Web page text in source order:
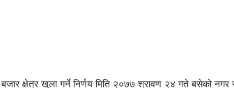
क्षेत्र खुला गर्ने निर्णय मिति २०७७ श्रावण २४ गते बसेको